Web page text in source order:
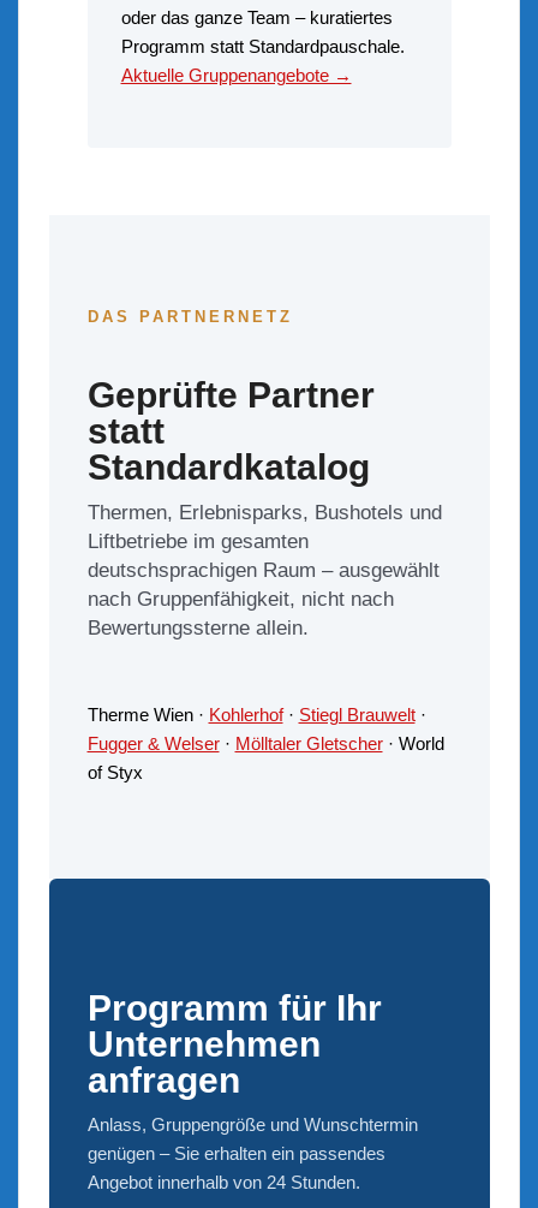
oder das ganze Team – kuratiertes
Programm statt Standardpauschale.
Aktuelle Gruppenangebote →
DAS PARTNERNETZ
Geprüfte Partner
statt
Standardkatalog
Thermen, Erlebnisparks, Bushotels und
Liftbetriebe im gesamten
deutschsprachigen Raum – ausgewählt
nach Gruppenfähigkeit, nicht nach
Bewertungssterne allein.
Therme Wien · Kohlerhof· Stiegl Brauwelt·
Fugger & Welser· Mölltaler Gletscher· World
of Styx
Programm für Ihr
Unternehmen
anfragen
Anlass, Gruppengröße und Wunschtermin
genügen – Sie erhalten ein passendes
Angebot innerhalb von 24 Stunden.